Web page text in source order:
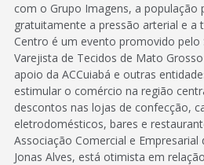
com o Grupo Imagens, a população
gratuitamente a pressão arterial e a
Centro é um evento promovido pelo
Varejista de Tecidos de Mato
apoio da ACCuiabá e outras
estimular o comércio na região
descontos nas lojas de confecção,
eletrodomésticos, bares e
Associação Comercial e Empresarial
Jonas Alves, está otimista em